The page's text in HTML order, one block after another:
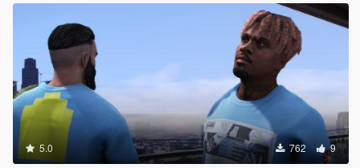
5.0 762 9